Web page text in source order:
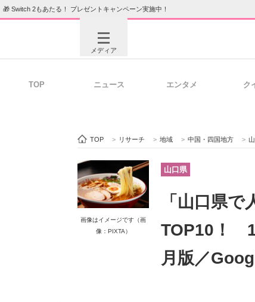
🎁 Switch 2もあたる！ プレゼントキャンペーン実施中！
メディア
ビジネスと働き方のヒント
ITエンジニア向け専門サイト
TOP ニュース エンタメ ク
TOP > リサーチ > 地域 > 中国・四国地方 >
画像はイメージです（画
像：PIXTA）
山口県
「山口県
TOP10！ 1
月版／